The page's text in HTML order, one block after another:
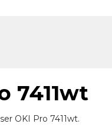
7411wt
OKI Pro 7411wt.